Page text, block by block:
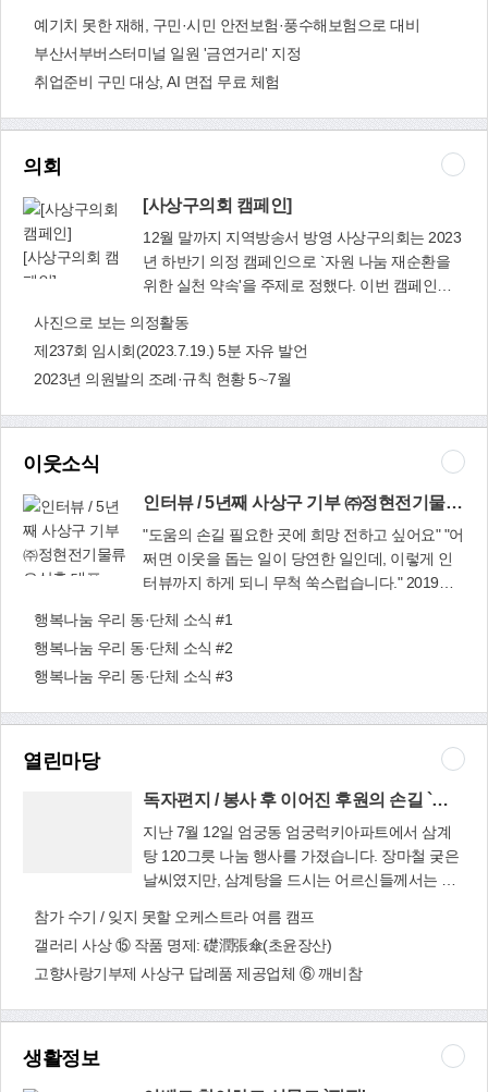
한 문제를 제기하고 해결방안과 운영 방안을 모색
했다. 이를 통해 총 11개의 세부 사업을 도출, 전략
계획에 반영하며 단순히 접근성 향상을 위한 ‘교통’
‘생활’ 중심의 15분 도시를 구현할 수 있는 기반을
마련했다. 해피챌린지 사업에 따라 괘법·감전 생활
권은 2024년∼2025년까지 ‘나무·사람·산업의 숲,
숲의 바람따라 이어지는 괘법·감전’의 비전으로 ▲
단위 사업과 27개 세부 사업을 추진해 보행자 중심
의 공간으로 탈바꿈한다. 우선 철로와 도로 등에
의해 단절된 보행환경을 개선하고 접근성을 높이
기 위해 ▲감전천변 일원 보행데크 설치, 철길 횡
단 굴다리 정비, 공업지역과 삼락생태공원을 잇는
진입과 급증하는 청년인구 등 다양한 계층의 커뮤
니티를 활성화하기 위해 ▲사상 청년센터 조성, 실
민화합을 위해 `괘법 글로벌 스트릿' 조성 등을 추
로 단절된 녹지 축 연결과 주민 휴게공간 조성을
위해 ▲광장로 일원 녹지화단을 정비하고 테마 조
경 등을 조성해 도시바람길 숲을 만든다. 또 사상
공원 숲속 산책로를 정비하고 미디어 파사드를 구
구청서 채용박람
오후 2시~5시 사상구청 지하 1층 신바람홀에서
`2023 사상구 희망껞 채용박람회'를 개최한다. 이
번 일자리 박람회에서는 구인기업 60개 사와 구직
모집 분야는 제조, 복지서비스, 인력공급 업종 등
다양하며, 15개 업체가 현장에서 직접 채용을 위한
력서·사진·신분증을 지참하고 현장을 방문하면 되
며, 직접 참여업체는 현장에서 면접을 실시한다.
간접 참여업체의 경우에는 사상구 일자리센터에
서 이력서 접수와 취업상담을 진행한다. 사상구는
구직자들을 위해 이날 다양한 취업 관련 서비스를
지원한다. 먼저 헤어와 메이크업을 받을 수 있는 `
우리구청 사진관'과 함께 취업 이미지 메이킹업을
돕는 `퍼스널컬러' 상담을 실시한다. 이와 함께 대
센터, 신라대·경남정보대 평생교육원 등 유관기관
740여 명이 참석해 32명이 최종 채용되는 성과를
거뒀다. 일자리경제과(☎310-5204)
예기치 못한 재해, 구민·시민 안전보험·풍수해보험으로 대비
부산서부버스터미널 일원 '금연거리' 지정
취업준비 구민 대상, AI 면접 무료 체험
의회
[사상구의회 캠페인]
[사상구의회 캠
페인]
12월 말까지 지역방송서 방영 사상구의회는 2023
년 하반기 의정 캠페인으로 `자원 나눔 재순환을
위한 실천 약속'을 주제로 정했다. 이번 캠페인은
눔과 재순환 방법을 소개하고 일회용품 줄이기에
동참하는 사상구의회의 노력을 알리는 내용으로
제작했다. 홍보 영상물은 오는 12월 말까지 지역방
사진으로 보는 의정활동
제237회 임시회(2023.7.19.) 5분 자유 발언
2023년 의원발의 조례·규칙 현황 5∼7월
이웃소식
인터뷰 / 5년째 사상구 기부 ㈜정현전기물류 오상훈 대표
사상구 기부 ㈜
정현전기물류 오
상훈 대표
"도움의 손길 필요한 곳에 희망 전하고 싶어요" "어
쩌면 이웃을 돕는 일이 당연한 일인데, 이렇게 인
터뷰까지 하게 되니 무척 쑥스럽습니다." 2019년
기부로 선한 영향력을 전하고 있는 ㈜정현전기물
류 오상훈(43세) 대표는 인터뷰 내내 수줍음을 감
추지 못했다. 8월 7일 오후 강서구 부산자동차부품
할 수 있었던 것은 부모님의 영향이 지대했다고 전
했다. "돌아가신 할머니께서 옛 초량 산복도로를
오르락내리락하며 참기름 장사를 하셨어요. 당신
께서도 힘든 상황이었음에도 어려운 이웃을 위해
꾸준히 마음을 베푸셨다고 합니다. `훌륭한 사람이
되면 어려운 사람을 도우라'라는 부모님 말씀이 늘
가슴에 남았었어요." 이후 돈 버는 시기가 오면 어
사상구와 인연이 되면서 기부에 발을 내딛기 시작
했다. 사상구 감전동 부산산업용품유통단지에 영
업소를 차린 시기와도 같다. 정현전기물류는 특고
절약 전기 제품 등을 판매하는 기업으로, 아파트,
기 부품을 취급한다. "회사 일로 힘들었을 때 우연
히 지역 청년 작가의 조각 전시를 본 적이 있었어
행복나눔 우리 동·단체 소식 #1
행복나눔 우리 동·단체 소식 #2
행복나눔 우리 동·단체 소식 #3
열린마당
독자편지 / 봉사 후 이어진 후원의 손길 `감동'
후 이어진 후원
지난 7월 12일 엄궁동 엄궁럭키아파트에서 삼계
탕 120그릇 나눔 행사를 가졌습니다. 장마철 궂은
날씨였지만, 삼계탕을 드시는 어르신들께서는 맛
미 폭우 같은 소나기가 내렸고, 잠시 비를 피하던
중 모르는 번호로 전화 한통이 걸려왔습니다. 자신
을 밝히지 않은 채 "오늘 삼계탕 대접 정말 잘 받았
호를 알려달라고 했습니다. 그 전화 한 통에 감동
을 받았고 눈물까지 흘리게 됐습니다. 며칠 뒤 `엄
궁'이라는 이름으로 2만 5천 원이 입금됐고, 그 이
참가 수기 / 잊지 못할 오케스트라 여름 캠프
갤러리 사상 ⑮ 작품 명제: 礎潤張傘(초윤장산)
고향사랑기부제 사상구 답례품 제공업체 ⑥ 깨비참
생활정보